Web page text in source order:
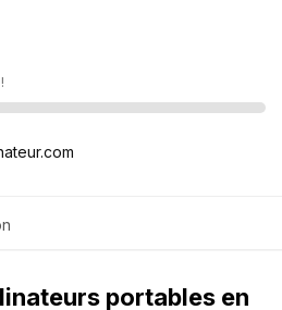
portables en